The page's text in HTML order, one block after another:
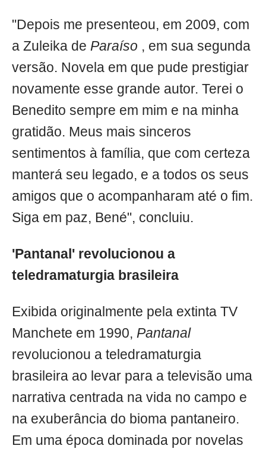
"Depois me presenteou, em 2009, com
a Zuleika de Paraíso , em sua segunda
versão. Novela em que pude prestigiar
novamente esse grande autor. Terei o
Benedito sempre em mim e na minha
gratidão. Meus mais sinceros
sentimentos à família, que com certeza
manterá seu legado, e a todos os seus
amigos que o acompanharam até o fim.
Siga em paz, Bené", concluiu.
'Pantanal' revolucionou a
teledramaturgia brasileira
Exibida originalmente pela extinta TV
Manchete em 1990, Pantanal
revolucionou a teledramaturgia
brasileira ao levar para a televisão uma
narrativa centrada na vida no campo e
na exuberância do bioma pantaneiro.
Em uma época dominada por novelas